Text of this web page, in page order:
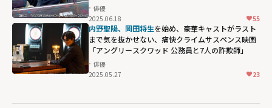
俳優
2025.06.18
55
内野聖陽、岡田将生を始め、豪華キャストがラスト
まで気を抜かせない、痛快クライムサスペンス映画
「アングリースクワッド 公務員と7人の詐欺師」
俳優
2025.05.27
23